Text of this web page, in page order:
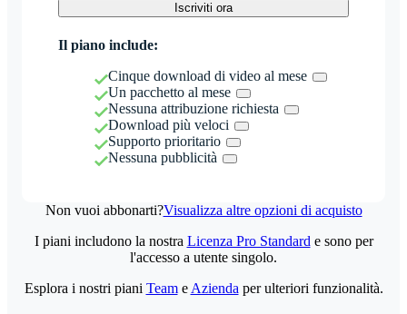
Iscriviti ora
Il piano include:
Cinque download di video al mese
Un pacchetto al mese
Nessuna attribuzione richiesta
Download più veloci
Supporto prioritario
Nessuna pubblicità
Non vuoi abbonarti?Visualizza altre opzioni di acquisto
I piani includono la nostra Licenza Pro Standard e sono per
l'accesso a utente singolo.
Esplora i nostri piani Teame Azienda per ulteriori funzionalità.